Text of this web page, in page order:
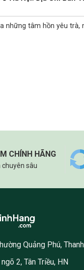
những tâm hồn yêu trà,
CHÍNH HÃNG
sâu
Quảng Phú,
2, Tân Triều, HN